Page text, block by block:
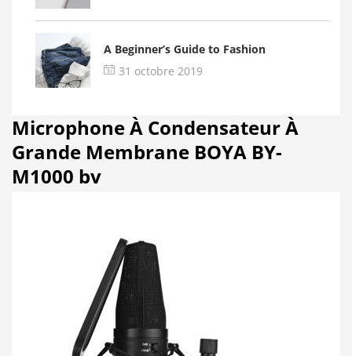
A Beginner’s Guide to Fashion
31 octobre 2019
Microphone À Condensateur À
Grande Membrane BOYA BY-
M1000 bv